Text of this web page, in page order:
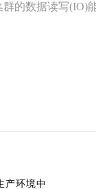
的数据读写(IO)
产环境中